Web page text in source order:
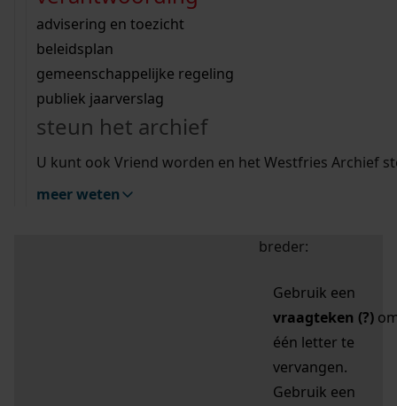
bouwvergunningen
omgevingsvergunningen
vergunningen
beeld en geluid
uitleg nodig?
Wij helpen u op weg met een aantal zoektips.
bekijk alle zoektips
Wij helpen u op weg met een aantal zoektips.
bekijk alle zoektips
bekijk ons geschiedenislokaal
advisering en toezicht
beleidsplan
gemeenschappelijke regeling
publiek jaarverslag
steun het archief
U kunt ook Vriend worden en het Westfries Archief
meer weten
zoektips
Mijn Studiezaal (inloggen)
uw zoekopdracht te
breder:
Gebruik een
vraagteken (?)
één letter te
vervangen.
Gebruik een